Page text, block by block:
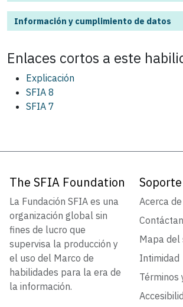
Información y cumplimiento de datos
Enlaces cortos a este
Explicación
SFIA 8
SFIA 7
The SFIA Foundation
La Fundación SFIA es una
organización global sin
fines de lucro que
supervisa la producción y
el uso del Marco de
habilidades para la era de
la información.
Soporte
Acerca
Mapa del
Intimidad
Términos